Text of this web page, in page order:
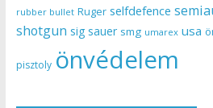
rubber bullet Ruger selfdefence
shotgun sig sauer smg umarex usa
pisztoly önvédelem